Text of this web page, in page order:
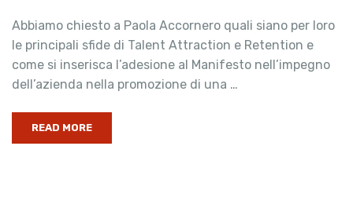
Abbiamo chiesto a Paola Accornero quali siano per loro
le principali sfide di Talent Attraction e Retention e
come si inserisca l’adesione al Manifesto nell’impegno
dell’azienda nella promozione di una …
READ MORE